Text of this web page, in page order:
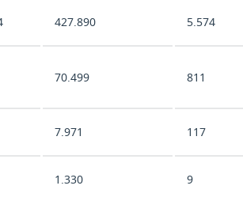
427.890 5.574
70.499 811
7.971 117
1.330 9